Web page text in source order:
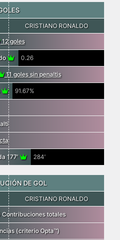
CRISTIANO RONALDO
12 goles
0.26
11 goles sin penaltis
91.67%
177′ 284′
DE GOL
CRISTIANO RONALDO
totales
(criterio Opta™)